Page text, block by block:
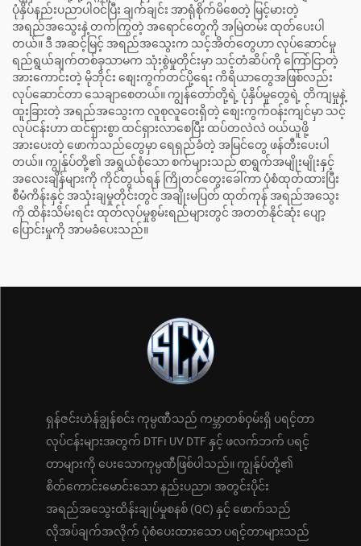
ပုံနှိပ်နည်းပညာပါဝင်ပြီး ချက်ချင်း အာရုံစိုက်မိစေတဲ့ မြင့်မားတဲ့
အရည်အသွေးနဲ့ တက်ကြွတဲ့ အရောင်တွေကို အမြဲတမ်း ထုတ်ပေးပါ
တယ်။ ဒီ အဆင့်မြင့် အရည်အသွေးက သင့်အိတ်တွေဟာ လုပ်ဆောင်မှု
ရည်ရွယ်ချက်တစ်ခုသာမက သုံးစွဲမှုတိုင်းမှာ သင့်တံဆိပ်ကို ကြော်ငြာတဲ့
အားကောင်းတဲ့ မိုဘိုင်း စျေးကွက်တင်ပို့ရေး ကိရိယာတွေအဖြစ်လည်း
လုပ်ဆောင်တာ သေချာစေတယ်။ ကျွန်တော်တို့ရဲ့ ပုံနှိပ်မှုတွေရဲ့ တိကျမှုနဲ့
ထူးခြားတဲ့ အရည်အသွေးက လူစုလူဝေးရှိတဲ့ စျေးကွက်ဝန်းကျင်မှာ သင့်
လုပ်ငန်းဟာ ထင်ရှားစွာ ထင်ရှားလာစေပြီး ထပ်တလဲလဲ ဝယ်ယူဖို့
အားပေးတဲ့ ဖောက်သည်တွေမှာ ရေရှည်ခံတဲ့ အမြင်တွေ ဖန်တီးပေးပါ
တယ်။ ကျွန်ုပ်တို့၏ အရွယ်စုံသော စက်များသည် စာရွက်အမျိုးမျိုးနှင့်
အလေးချိန်များကို ကိုင်တွယ်ရန် ကြိုတင်တွေးခေါ်ကာ ပုံစံထုတ်ထားပြီး
စီမံကိန်းနှင့် အသုံးချမှုတိုင်းတွင် အချိုးမပြတ် ထုတ်ကုန် အရည်အသွေး
ကို ထိန်းသိမ်းရင်း ထုတ်လုပ်မှုစွမ်းရည်များတွင် အတတ်နိုင်ဆုံး ပျော့
ပြောင်းမှုကို အာမခံပေးသည်။
ရှန်ဇင်းဟဲန်ချွန်စင်း ကုမ္ပဏီသည် ကမ္ဘာတစ်ဝှမ်းရှိ ပရင့်တာ
လုပ်ငန်းများအတွက် DTF၊ UV DTF နှင့် ဖလက်ဘက် ပရင့်
တာများကို ပေးသောကုမ္ပဏီဖြစ်ပါသည်။ ကျွန်ုပ်တို့၏
စိတ်ကောင်းမောင်းသော နည်းပညာ၊ အတွင်းပိုင်း
အရည်အသွေးထိန်းချုပ်မှုစနစ် (QC) နှင့် ဖောက်သည်
လိုအပ်ချက်အလိုက် ပုံစံပေးထားသော ပရင့်တာများသည်